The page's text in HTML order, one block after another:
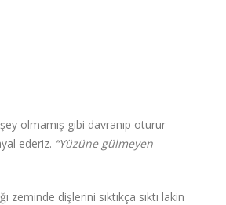
olmamış gibi davranıp oturur
ederiz. “Yüzüne gülmeyen
zeminde dişlerini sıktıkça sıktı lakin